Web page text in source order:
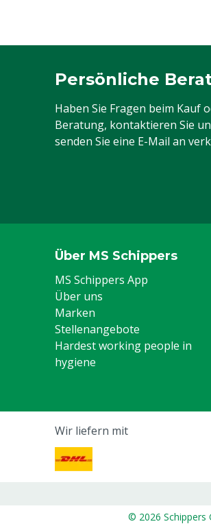
Persönliche
Haben Sie Fragen beim Kauf
Beratung, kontaktieren Sie
senden Sie eine E-Mail an
Über MS Schippers
MS Schippers App
Über uns
Marken
Stellenangebote
Hardest working people in
hygiene
Wir liefern mit
© 2026 Schippers